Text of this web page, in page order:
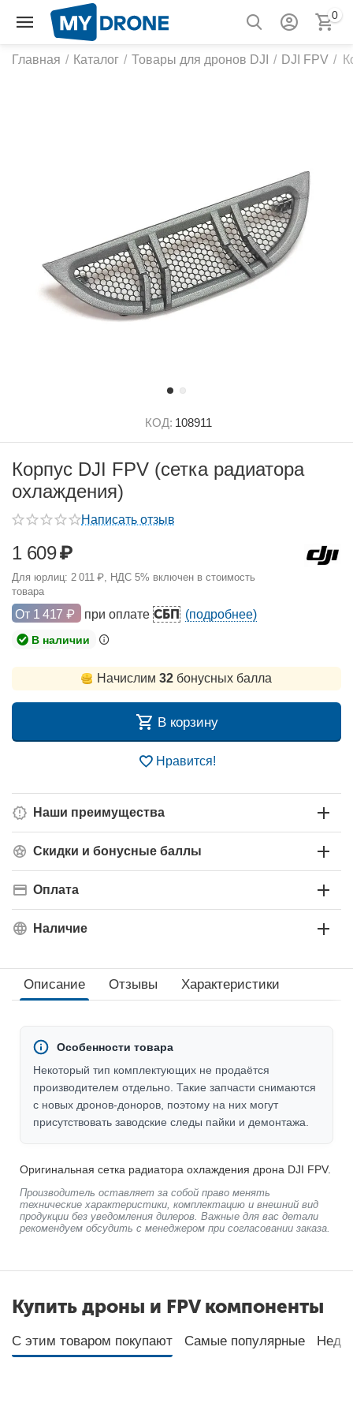
0
Главная / Каталог / Товары для дронов DJI / DJI FPV /
КОД: 108911
Корпус DJI FPV (сетка радиатора
охлаждения)
Написать отзыв
1 609₽
Для юрлиц: 2 011 ₽, НДС 5% включен в стоимость
товара
От 1 417 ₽ при оплате СБП (подробнее)
В наличии
Начислим 32 бонусных балла
В корзину
Нравится!
Наши преимущества
Скидки и бонусные баллы
Оплата
Наличие
Описание Отзывы Характеристики
Особенности товара
Некоторый тип комплектующих не продаётся
производителем отдельно. Такие запчасти снимаются
с новых дронов-доноров, поэтому на них могут
присутствовать заводские следы пайки и демонтажа.
Оригинальная сетка радиатора охлаждения дрона DJI FPV.
Производитель оставляет за собой право менять
технические характеристики, комплектацию и внешний вид
продукции без уведомления дилеров. Важные для вас детали
рекомендуем обсудить с менеджером при согласовании заказа.
Купить дроны и FPV компоненты
С этим товаром покупают Самые популярные